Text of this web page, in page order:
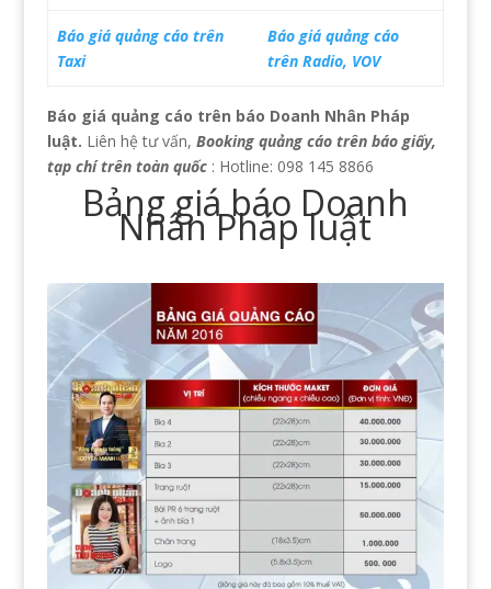
Báo giá quảng cáo trên
Taxi
Báo giá quảng cáo
trên Radio, VOV
Báo giá quảng cáo trên báo Doanh Nhân Pháp
luật. Liên hệ tư vấn, Booking quảng cáo trên báo giấy,
tạp chí trên toàn quốc: Hotline: 098 145 8866
Bảng giá báo Doanh
Nhân Pháp luật